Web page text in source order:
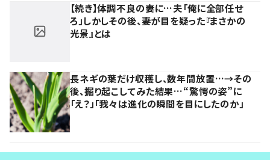
【続き】体調不良の妻に…夫「俺に全部任せ
ろ」しかしその後、妻が目を疑った『まさかの
光景』とは
長ネギの葉だけ収穫し、数年間放置…→その
後、掘り起こしてみた結果…“驚愕の姿”に
「え？」「我々は進化の瞬間を目にしたのか」